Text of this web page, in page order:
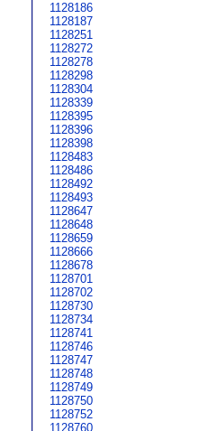
1128186
1128187
1128251
1128272
1128278
1128298
1128304
1128339
1128395
1128396
1128398
1128483
1128486
1128492
1128493
1128647
1128648
1128659
1128666
1128678
1128701
1128702
1128730
1128734
1128741
1128746
1128747
1128748
1128749
1128750
1128752
1128760